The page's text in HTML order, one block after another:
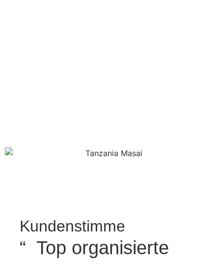
Kundenstimme
“ Top organisierte